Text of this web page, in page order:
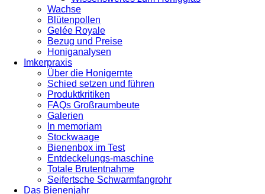
Wachse
Blütenpollen
Gelée Royale
Bezug und Preise
Honiganalysen
Imkerpraxis
Über die Honigernte
Schied setzen und führen
Produktkritiken
FAQs Großraumbeute
Galerien
In memoriam
Stockwaage
Bienenbox im Test
Entdeckelungs-maschine
Totale Brutentnahme
Seifertsche Schwarmfangrohr
Das Bienenjahr